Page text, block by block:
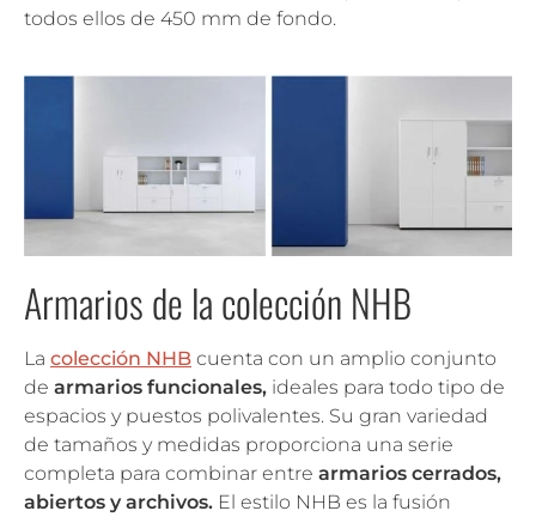
todos ellos de 450 mm de fondo.
Armarios de la colección NHB
La colección NHB cuenta con un amplio conjunto
de armarios funcionales, ideales para todo tipo de
espacios y puestos polivalentes. Su gran variedad
de tamaños y medidas proporciona una serie
completa para combinar entre armarios cerrados,
abiertos y archivos. El estilo NHB es la fusión